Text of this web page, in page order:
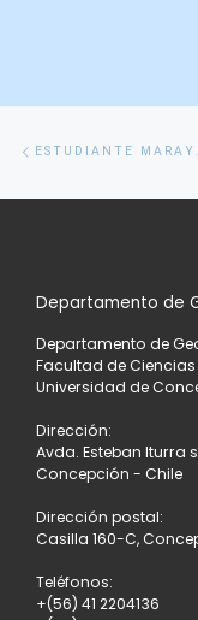
Navegación
de
entradas
Entrada
ESTUDIANTE
Departamento de
Departamento de
Facultad de
Universidad de
Dirección:
Avda. Esteban Iturra
Concepción - Chile
Dirección postal:
Casilla 160-C,
Teléfonos:
+(56) 41 2204136